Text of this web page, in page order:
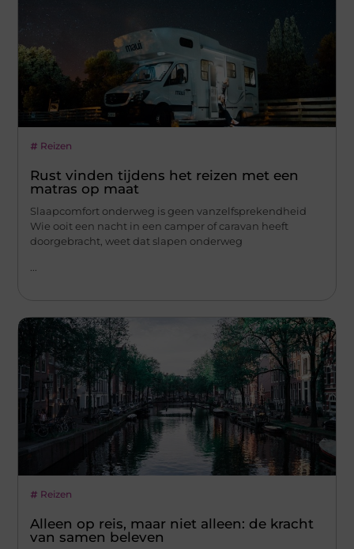
Reizen
Rust vinden tijdens het reizen met een
matras op maat
Slaapcomfort onderweg is geen vanzelfsprekendheid
Wie ooit een nacht in een camper of caravan heeft
doorgebracht, weet dat slapen onderweg
Reizen
Alleen op reis, maar niet alleen: de kracht
van samen beleven